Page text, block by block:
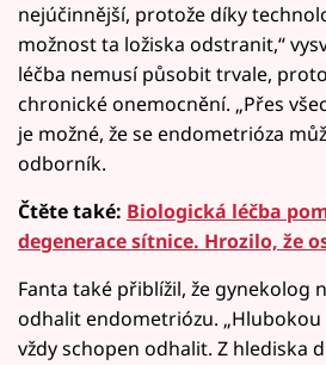
nejúčinnější, protože díky
možnost ta ložiska odstranit,“
léčba nemusí působit trvale,
chronické onemocnění. „Přes
je možné, že se endometrióza
odborník.
Čtěte také: Biologická léčba
degenerace sítnice. Hrozilo, že
Fanta také přiblížil, že gynekolog
odhalit endometriózu.
vždy schopen odhalit. Z hlediska